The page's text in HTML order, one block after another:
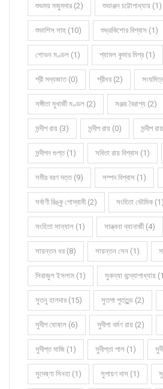
শুভময় মজুমদার (2) শুভাঞ্জন চট্টোপাধ্যায় (1)
শুভাশিস সাহু (10) শুভ্রকিশোর বিশ্বাস (1)
শোভন মণ্ডল (1) শ্যামল কুমার মিশ্র (1)
শ্রী সদ্যজাত (0) শ্রীধর (2)
সঙ্গীতা মুখার্জী মণ্ডল (2) সঞ্জয় বৈরাগ্য (2)
সন্দীপ রায় (3) সন্দীপ রায় (0) সন্দীপ
সন্দীপন গুপ্ত (1) সবিতা রায় বিশ্বাস (1)
সমীর বরণ দত্ত (9) সম্পদ বিশ্বাস (1)
সর্বাণী রিঙ্কু গোস্বামী (2) সংহিতা ভৌমিক (1)
সংহিতা সান্যাল (1) সান্ত্বনা ব্যানার্জী (4)
সায়ন্তন ধর (8) সায়ন্তন সেন (1)
সিরাজুল ইসলাম (1) সুকন্যা বন্দ্যোপাধ্যায়
সুতনু হালদার (15) সুতপা পুততুন্ড (2)
সুদীপ ঘোষাল (6) সুদীপা বর্মণ রায় (2)
সুদীপ্ত মাজি (1) সুদীপ্তা পাল (1)
সুদেষ্ণা সিনহা (1) সুপায়ণ দাস (1)